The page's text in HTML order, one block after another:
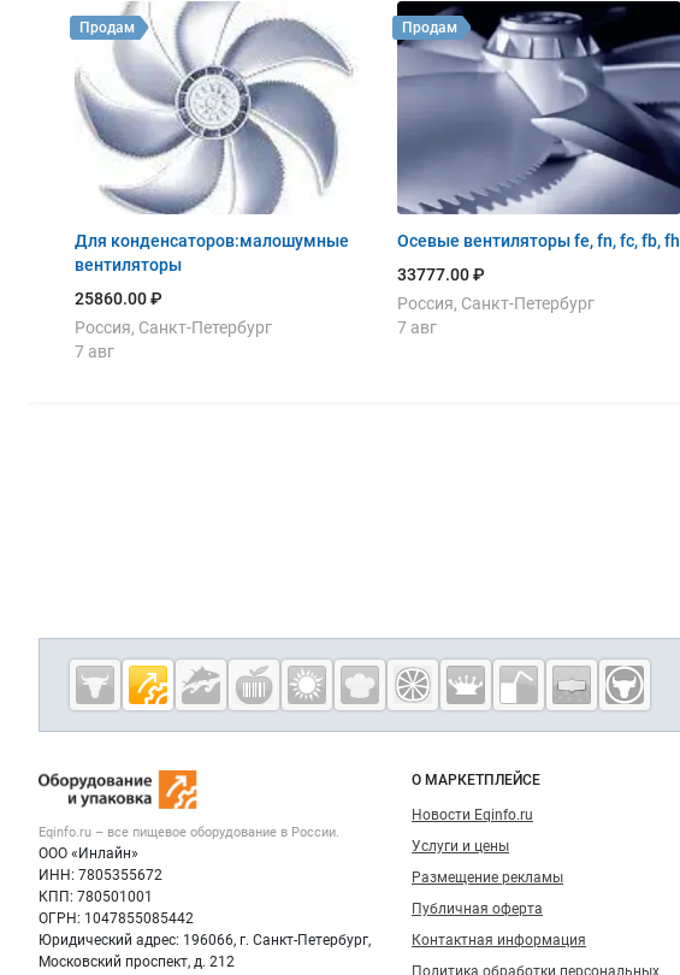
Для конденсаторов:малошумные
вентиляторы
25860.00 ₽
Россия, Санкт-Петербург
7 авг
Продам
Осевые вентиляторы fe, fn, fc, fb, fh
33777.00 ₽
Россия, Санкт-Петербург
7 авг
Продам
Дополнительная информация
Cсылки на полезные проекты
Eqinfo.ru —
пищевое
и упаковка
Важные разделы и контакты
Eqinfo.ru – все пищевое оборудование в России.
ООО «Инлайн»
ИНН: 7805355672
КПП: 780501001
ОГРН: 1047855085442
Юридический адрес: 196066, г. Санкт-Петербург,
Московский проспект, д. 212
Навигация по сайту
О МАРКЕТПЛЕЙСЕ
Новости Eqinfo.ru
Услуги и цены
Размещение рекламы
Публичная оферта
Контактная информация
Политика обработки персональных